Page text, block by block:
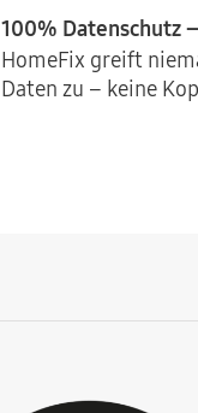
100% Datenschutz
HomeFix greift
Daten zu – keine